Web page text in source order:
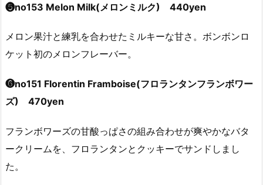
❺no153 Melon Milk(メロンミルク) 440yen
メロン果汁と練乳を合わせたミルキーな甘さ。ボンボンロ
ケット初のメロンフレーバー。
❻no151 Florentin Framboise(フロランタンフランボワー
ズ) 470yen
フランボワーズの甘酸っぱさの組み合わせが爽やかなバタ
ークリームを、フロランタンとクッキーでサンドしまし
た。